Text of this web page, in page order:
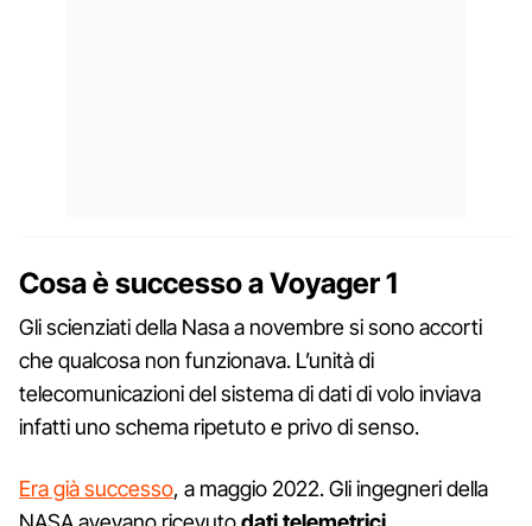
Cosa è successo a Voyager 1
Gli scienziati della Nasa a novembre si sono accorti
che qualcosa non funzionava. L’unità di
telecomunicazioni del sistema di dati di volo inviava
infatti uno schema ripetuto e privo di senso.
Era già successo, a maggio 2022. Gli ingegneri della